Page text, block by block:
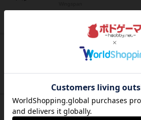
ロビンソン・クルーソー
富士-脱出-